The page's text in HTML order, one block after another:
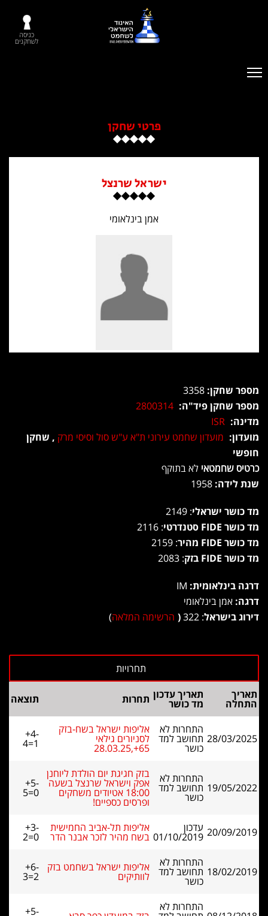
כניסה
לשחקנים
פרטי שחקן
ישראל שרנצל
אמן בינלאומי
מספר שחקן:
מספר שחקן פיד"ה: 2800314
מדינה: ISR
מועדון: מועדון שחמט עירוני ת"א ע"ש סול וסיסי מרק , שחקן
חופשי
כרטיס שחמטאי לא בתוקף
שנת לידה:
מד כושר ישראלי: 2149
מד כושר FIDE סטנדרטי
: 2116
מד כושר FIDE מהיר
: 2159
מד כושר FIDE בזק
: 2083
דרגה בינלאומית:
דרגה: אמן בינלאומי
דירוג בישראל: 322
( הרשימה המלאה)
תאריך
התחלה
תאריך עדכון
מד כושר תחרות תוצאה
28/03/2025
התחרות לא
תחושב למד
כושר
אליפות ישראל בשח-בזק
לסניורים גילאי
65+,28.03.25
+4-
4=1
19/05/2022
התחרות לא
תחושב למד
כושר
בזק חגיגת יום הולדת ליוחנן
אפק וישראל שרנצל בשעה
18:00 אטיודים משחקים
ופרסים כספיים!
+5-
5=0
20/09/2019 עדכון
01/10/2019
אליפות תל-אביב החמישית
בשח מהיר לזכר אבנר הדר
+3-
2=0
18/02/2019
התחרות לא
תחושב למד
כושר
אליפות ישראל בשחמט בזק
לוותיקים
+6-
3=2
התחרות לא +5-